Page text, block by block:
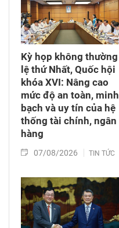
Kỳ họp không thường
lệ thứ Nhất, Quốc hội
khóa XVI: Nâng cao
mức độ an toàn, minh
bạch và uy tín của hệ
thống tài chính, ngân
hàng
07/08/2026 TIN TỨC